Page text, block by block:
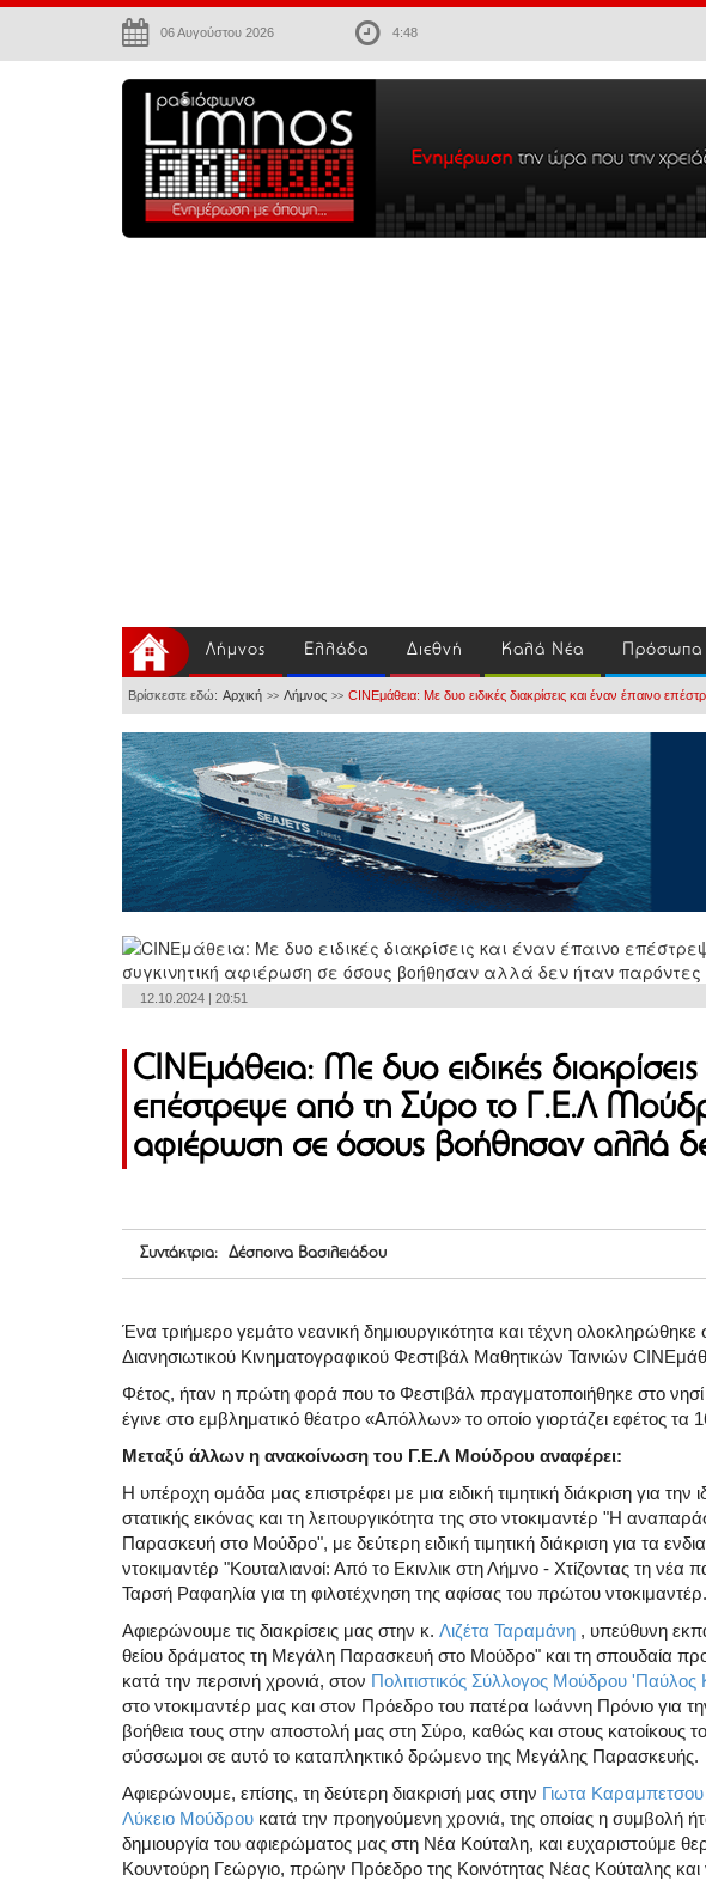
06 Αυγούστου 2026 4:48
Λήμνος Ελλάδα Διεθνή Καλά Νέα Πρόσωπα
Βρίσκεστε εδώ: Αρχική >> Λήμνος >> CINEμάθεια: Με δυο ειδικές διακρίσεις και έναν έπαινο
12.10.2024 | 20:51
CINEμάθεια: Με δυο ειδικές
επέστρεψε από τη Σύρο το Γ.Ε.Λ
αφιέρωση σε όσους βοήθησαν αλλά
Συντάκτρια: Δέσποινα Βασιλειάδου
Ένα τριήμερο γεμάτο νεανική δημιουργικότητα και τέχνη ολοκληρώθηκε
Διανησιωτικού Κινηματογραφικού Φεστιβάλ Μαθητικών Ταινιών
Φέτος, ήταν η πρώτη φορά που το Φεστιβάλ πραγματοποιήθηκε στο
έγινε στο εμβληματικό θέατρο «Απόλλων» το οποίο γιορτάζει εφέτος τα
Μεταξύ άλλων η ανακοίνωση του Γ.Ε.Λ Μούδρου αναφέρει:
Η υπέροχη ομάδα μας επιστρέφει με μια ειδική τιμητική διάκριση για την
στατικής εικόνας και τη λειτουργικότητα της στο ντοκιμαντέρ "Η
Παρασκευή στο Μούδρο", με δεύτερη ειδική τιμητική διάκριση για τα
ντοκιμαντέρ "Κουταλιανοί: Από το Εκινλικ στη Λήμνο - Χτίζοντας τη νέα
Ταρσή Ραφαηλία για τη φιλοτέχνηση της αφίσας του πρώτου ντοκιμαντέρ.
Αφιερώνουμε τις διακρίσεις μας στην κ. Λιζέτα Ταραμάνη , υπεύθυνη
θείου δράματος τη Μεγάλη Παρασκευή στο Μούδρο" και τη σπουδαία
κατά την περσινή χρονιά, στον Πολιτιστικός Σύλλογος Μούδρου 'Παύλος
στο ντοκιμαντέρ μας και στον Πρόεδρο του πατέρα Ιωάννη Πρόνιο για
βοήθεια τους στην αποστολή μας στη Σύρο, καθώς και στους κατοίκους
σύσσωμοι σε αυτό το καταπληκτικό δρώμενο της Μεγάλης Παρασκευής.
Αφιερώνουμε, επίσης, τη δεύτερη διακρισή μας στην Γιωτα Καραμπετσου
Λύκειο Μούδρου κατά την προηγούμενη χρονιά, της οποίας η συμβολή
δημιουργία του αφιερώματος μας στη Νέα Κούταλη, και ευχαριστούμε
Κουντούρη Γεώργιο, πρώην Πρόεδρο της Κοινότητας Νέας Κούταλης και